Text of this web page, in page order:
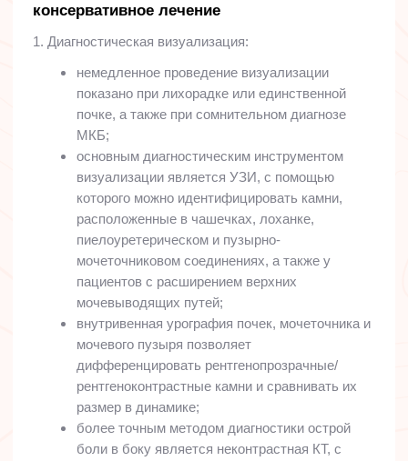
консервативное лечение
1. Диагностическая визуализация:
немедленное проведение визуализации
показано при лихорадке или единственной
почке, а также при сомнительном диагнозе
МКБ;
основным диагностическим инструментом
визуализации является УЗИ, с помощью
которого можно идентифицировать камни,
расположенные в чашечках, лоханке,
пиелоуретерическом и пузырно-
мочеточниковом соединениях, а также у
пациентов с расширением верхних
мочевыводящих путей;
внутривенная урография почек, мочеточника и
мочевого пузыря позволяет
дифференцировать рентгенопрозрачные/
рентгеноконтрастные камни и сравнивать их
размер в динамике;
более точным методом диагностики острой
боли в боку является неконтрастная КТ, с